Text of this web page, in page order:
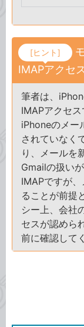
[ヒント]
IMAPアクセス
筆者は、
IMAPアクセス
iPhoneのメー
されていなく
り、メールを
Gmailの扱い
IMAPですが
ることが前提
シー上、会社
セスが認めら
前に確認して